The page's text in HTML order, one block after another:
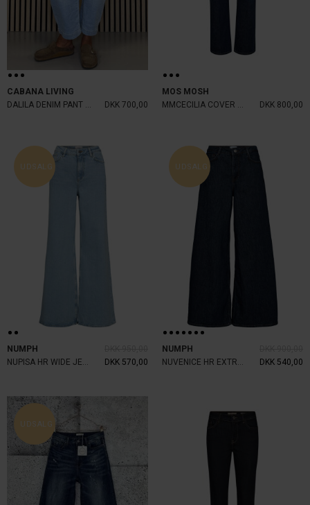
CABANA LIVING
DALILA DENIM PANT LIGHT DENIM
DKK 700,00
MOS MOSH
MMCECILIA COVER JEANS ANKLE
DKK 800,00
UDSALG
NUMPH
NUPISA HR WIDE JEANS LIGHT BLUE
DKK 570,00
UDSALG
NUMPH
NUVENICE HR EXTRA WIDE JEANS
DKK 540,00
UDSALG